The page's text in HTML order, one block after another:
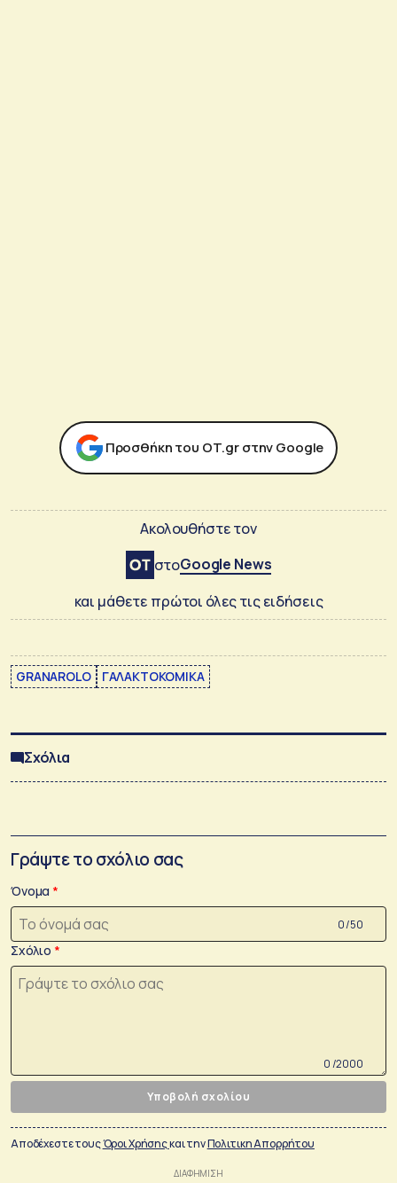
Προσθήκη του ΟΤ.gr στην Google
Ακολουθήστε τον
στοGoogle News
και μάθετε πρώτοι όλες τις ειδήσεις
GRANAROLO ΓΑΛΑΚΤΟΚΟΜΙΚΑ
Σχόλια
Γράψτε το σχόλιο σας
Όνομα
0 /50
Σχόλιο
0 /2000
Υποβολή σχολίου
Αποδέχεστε τουςΌροι Χρήσηςκαι τηνΠολιτικη Απορρήτου